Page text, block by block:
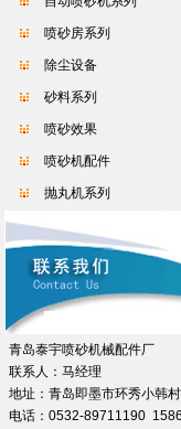
喷砂房系列
除尘设备
砂料系列
喷砂效果
喷砂机配件
抛丸机系列
青岛泰宇喷砂机械配件厂
联系人：马经理
地址：青岛即墨市环秀小韩
电话：0532-89711190